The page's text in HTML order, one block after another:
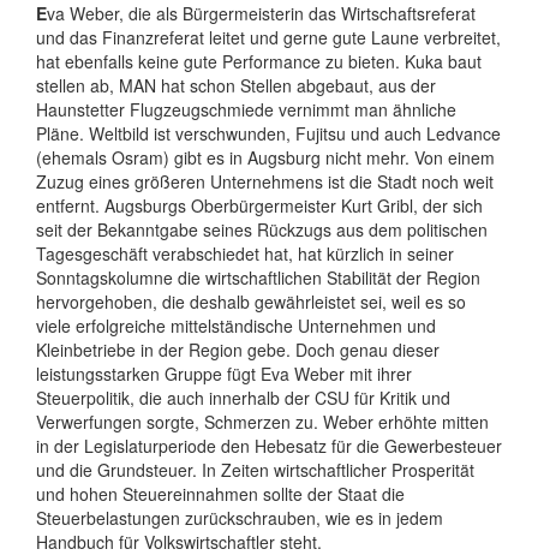
Eva Weber, die als Bürgermeisterin das Wirtschaftsreferat
und das Finanzreferat leitet und gerne gute Laune verbreitet,
hat ebenfalls keine gute Performance zu bieten. Kuka baut
stellen ab, MAN hat schon Stellen abgebaut, aus der
Haunstetter Flugzeugschmiede vernimmt man ähnliche
Pläne. Weltbild ist verschwunden, Fujitsu und auch Ledvance
(ehemals Osram) gibt es in Augsburg nicht mehr. Von einem
Zuzug eines größeren Unternehmens ist die Stadt noch weit
entfernt. Augsburgs Oberbürgermeister Kurt Gribl, der sich
seit der Bekanntgabe seines Rückzugs aus dem politischen
Tagesgeschäft verabschiedet hat, hat kürzlich in seiner
Sonntagskolumne die wirtschaftlichen Stabilität der Region
hervorgehoben, die deshalb gewährleistet sei, weil es so
viele erfolgreiche mittelständische Unternehmen und
Kleinbetriebe in der Region gebe. Doch genau dieser
leistungsstarken Gruppe fügt Eva Weber mit ihrer
Steuerpolitik, die auch innerhalb der CSU für Kritik und
Verwerfungen sorgte, Schmerzen zu. Weber erhöhte mitten
in der Legislaturperiode den Hebesatz für die Gewerbesteuer
und die Grundsteuer. In Zeiten wirtschaftlicher Prosperität
und hohen Steuereinnahmen sollte der Staat die
Steuerbelastungen zurückschrauben, wie es in jedem
Handbuch für Volkswirtschaftler steht.